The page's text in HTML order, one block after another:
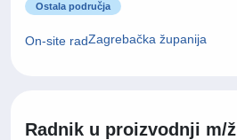
Ostala područja
On-site radZagrebačka županija
Radnik u proizvodnji m/ž